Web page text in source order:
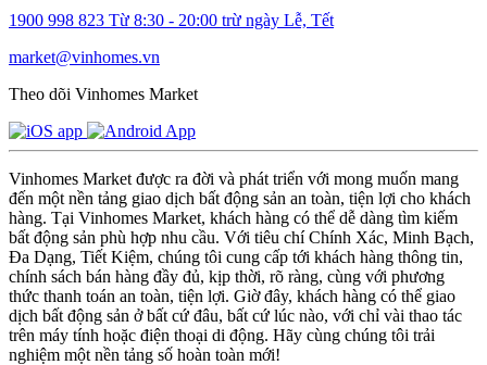
1900 998 823 Từ 8:30 - 20:00 trừ ngày Lễ, Tết
market@vinhomes.vn
Theo dõi Vinhomes Market
Vinhomes Market được ra đời và phát triển với mong muốn mang
đến một nền tảng giao dịch bất động sản an toàn, tiện lợi cho khách
hàng. Tại Vinhomes Market, khách hàng có thể dễ dàng tìm kiếm
bất động sản phù hợp nhu cầu. Với tiêu chí Chính Xác, Minh Bạch,
Đa Dạng, Tiết Kiệm, chúng tôi cung cấp tới khách hàng thông tin,
chính sách bán hàng đầy đủ, kịp thời, rõ ràng, cùng với phương
thức thanh toán an toàn, tiện lợi. Giờ đây, khách hàng có thể giao
dịch bất động sản ở bất cứ đâu, bất cứ lúc nào, với chỉ vài thao tác
trên máy tính hoặc điện thoại di động. Hãy cùng chúng tôi trải
nghiệm một nền tảng số hoàn toàn mới!